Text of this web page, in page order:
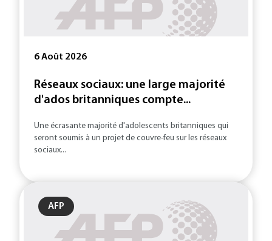
6 Août 2026
Réseaux sociaux: une large majorité
d'ados britanniques compte...
Une écrasante majorité d'adolescents britanniques qui
seront soumis à un projet de couvre-feu sur les réseaux
sociaux...
AFP